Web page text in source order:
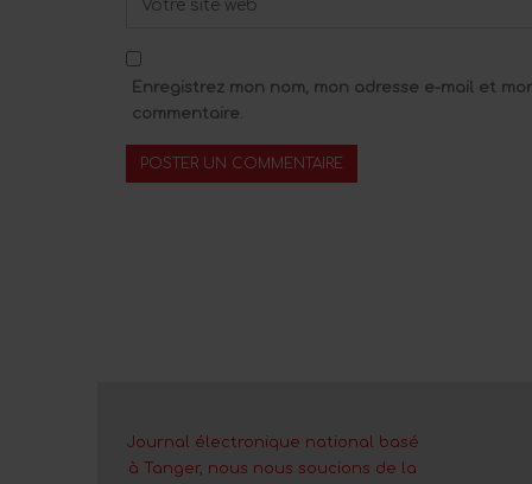
Enregistrez mon nom, mon adresse e-mail et
commentaire.
Journal électronique national basé
à Tanger, nous nous soucions de la